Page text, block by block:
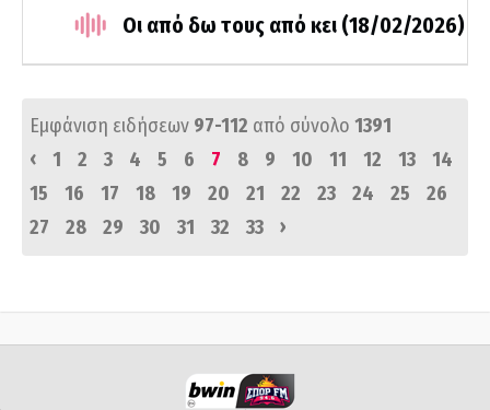
Οι από δω τους από κει (18/02/2026)
Εμφάνιση ειδήσεων 97-112 από σύνολο 1391
‹
1 2 3 4 5 6 7 8 9 10 11 12 13
14
15
16 17 18 19 20 21 22 23 24 25
26
27
28 29 30 31 32 33 ›